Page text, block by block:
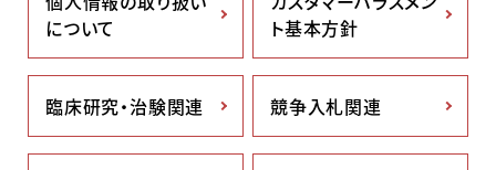
について
ト基本方針
臨床研究・治験関連 競争入札関連